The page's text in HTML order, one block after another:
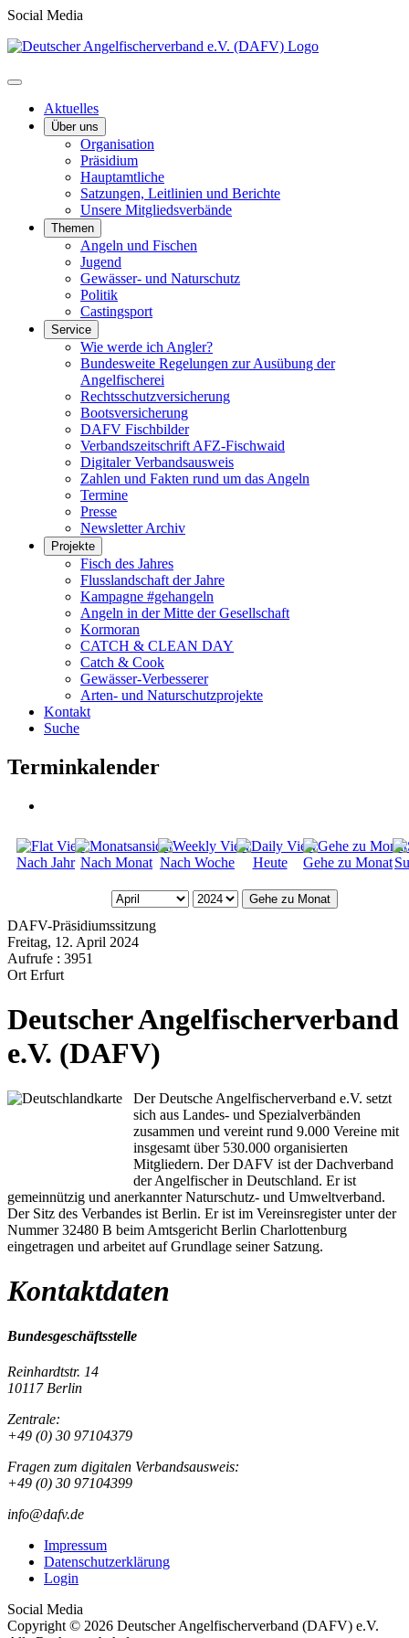
Social Media
Aktuelles
Über uns
Organisation
Präsidium
Hauptamtliche
Satzungen, Leitlinien und Berichte
Unsere Mitgliedsverbände
Themen
Angeln und Fischen
Jugend
Gewässer- und Naturschutz
Politik
Castingsport
Service
Wie werde ich Angler?
Bundesweite Regelungen zur Ausübung der
Angelfischerei
Rechtsschutzversicherung
Bootsversicherung
DAFV Fischbilder
Verbandszeitschrift AFZ-Fischwaid
Digitaler Verbandsausweis
Zahlen und Fakten rund um das Angeln
Termine
Presse
Newsletter Archiv
Projekte
Fisch des Jahres
Flusslandschaft der Jahre
Kampagne #gehangeln
Angeln in der Mitte der Gesellschaft
Kormoran
CATCH & CLEAN DAY
Catch & Cook
Gewässer-Verbesserer
Arten- und Naturschutzprojekte
Kontakt
Suche
Terminkalender
Nach Jahr Nach Monat Nach Woche Heute Gehe zu Monat
Gehe zu Monat
DAFV-Präsidiumssitzung
Freitag, 12. April 2024
Aufrufe : 3951
Ort Erfurt
Deutscher Angelfischerverband
e.V. (DAFV)
Der Deutsche Angelfischerverband e.V. setzt
sich aus Landes- und Spezialverbänden
zusammen und vereint rund 9.000 Vereine mit
insgesamt über 530.000 organisierten
Mitgliedern. Der DAFV ist der Dachverband
der Angelfischer in Deutschland. Er ist
gemeinnützig und anerkannter Naturschutz- und Umweltverband.
Der Sitz des Verbandes ist Berlin. Er ist im Vereinsregister unter der
Nummer 32480 B beim Amtsgericht Berlin Charlottenburg
eingetragen und arbeitet auf Grundlage seiner Satzung.
Kontaktdaten
Bundesgeschäftsstelle
Reinhardtstr. 14
10117 Berlin
Zentrale:
+49 (0) 30 97104379
Fragen zum digitalen Verbandsausweis:
+49 (0) 30 97104399
info@dafv.de
Impressum
Datenschutzerklärung
Login
Social Media
Copyright © 2026 Deutscher Angelfischerverband (DAFV) e.V.